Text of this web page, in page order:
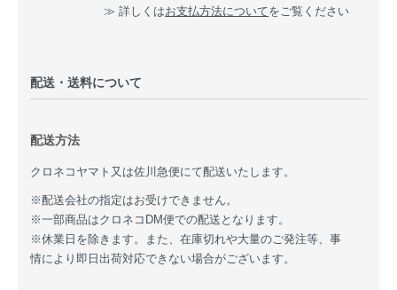
≫ 詳しくはお支払方法についてをご覧ください
配送・送料について
配送方法
クロネコヤマト又は佐川急便にて配送いたします。
※配送会社の指定はお受けできません。
※一部商品はクロネコDM便での配送となります。
※休業日を除きます。また、在庫切れや大量のご発注等、事
情により即日出荷対応できない場合がございます。